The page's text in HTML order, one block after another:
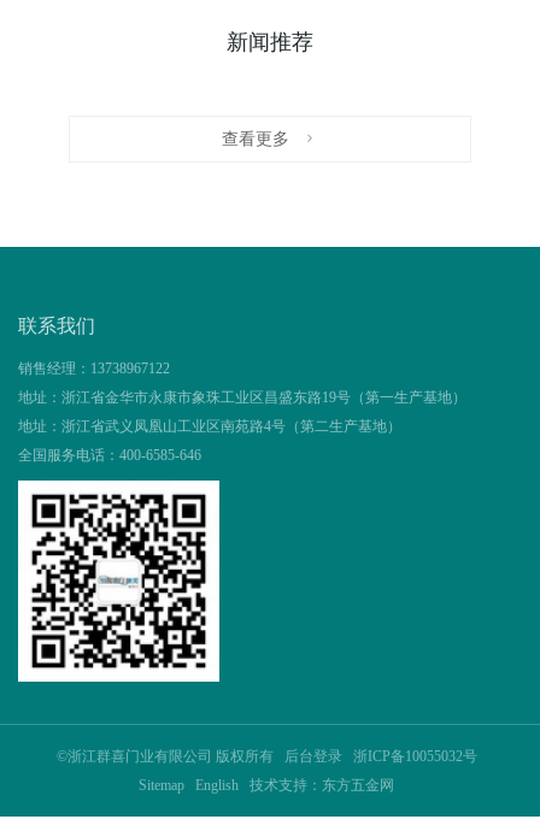
新闻推荐
查看更多
联系我们
销售经理： 13738967122
地址： 浙江省金华市永康市象珠工业区昌盛东路19号（第一生产基地）
地址： 浙江省武义凤凰山工业区南苑路4号（第二生产基地）
全国服务电话： 400-6585-646
©浙江群喜门业有限公司 版权所有 后台登录
浙ICP备10055032号
Sitemap
English 技术支持：东方五金网